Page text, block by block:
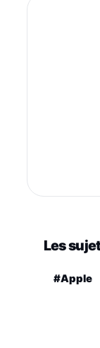
Les
#Apple